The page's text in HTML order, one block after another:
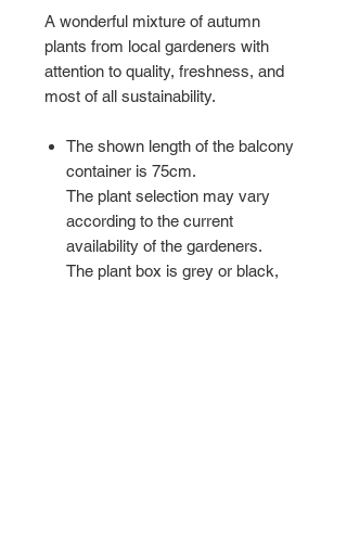
A wonderful mixture of autumn
plants from local gardeners with
attention to quality, freshness, and
most of all sustainability.
The shown length of the balcony
container is 75cm.
The plant selection may vary
according to the current
availability of the gardeners.
The plant box is grey or black,